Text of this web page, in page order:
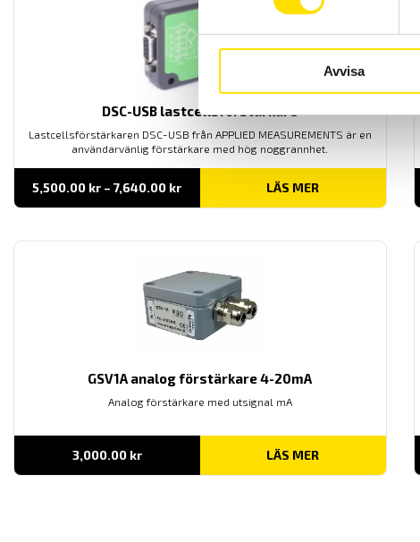
Avvisa
DSC-USB lastcellsförstärkare
Lastcellsförstärkaren DSC-USB från APPLIED MEASUREMENTS är en
användarvänlig förstärkare med hög noggrannhet.
5,500.00 kr – 7,640.00 krPrisintervall:
till
LÄS MER
GSV1A analog förstärkare 4-20mA
Analog förstärkare med utsignal mA
3,000.00 kr LÄS MER